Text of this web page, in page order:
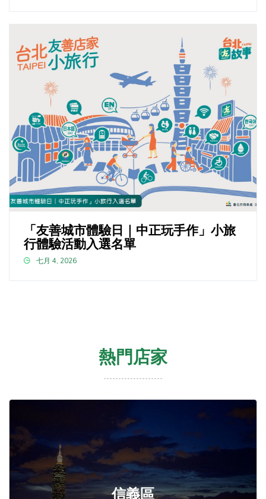
「友善城市體驗日｜中正玩手作」小旅
行體驗活動入選名單
七月 4, 2026
熱門店家
信義區